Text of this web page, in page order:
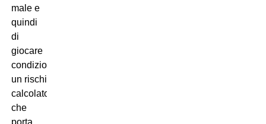
male e
quindi
di
giocare
condizionato;
un rischio
calcolato
che